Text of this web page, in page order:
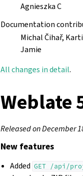
Agnieszka C
Documentation
Michal Čihař,
Jamie
All changes in detail.
Weblate
Released on December
New features
Added GET /api/